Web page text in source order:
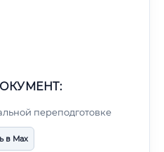
переподготовке
в Max